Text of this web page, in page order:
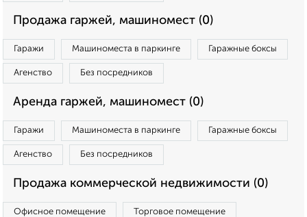
Продажа гаржей, машиномест (0)
Гаражи Машиноместа в паркинге Гаражные боксы
Агенство Без посредников
Аренда гаржей, машиномест (0)
Гаражи Машиноместа в паркинге Гаражные боксы
Агенство Без посредников
Продажа коммерческой недвижимости (0)
Офисное помещение Торговое помещение